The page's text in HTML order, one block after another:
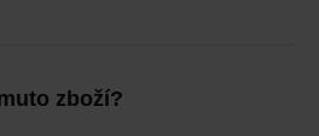
zboží?